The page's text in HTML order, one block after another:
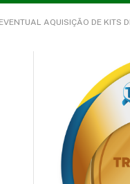
ATENÇÃO INTEGRAL ÀS FAMÍLIAS – PAIF DA